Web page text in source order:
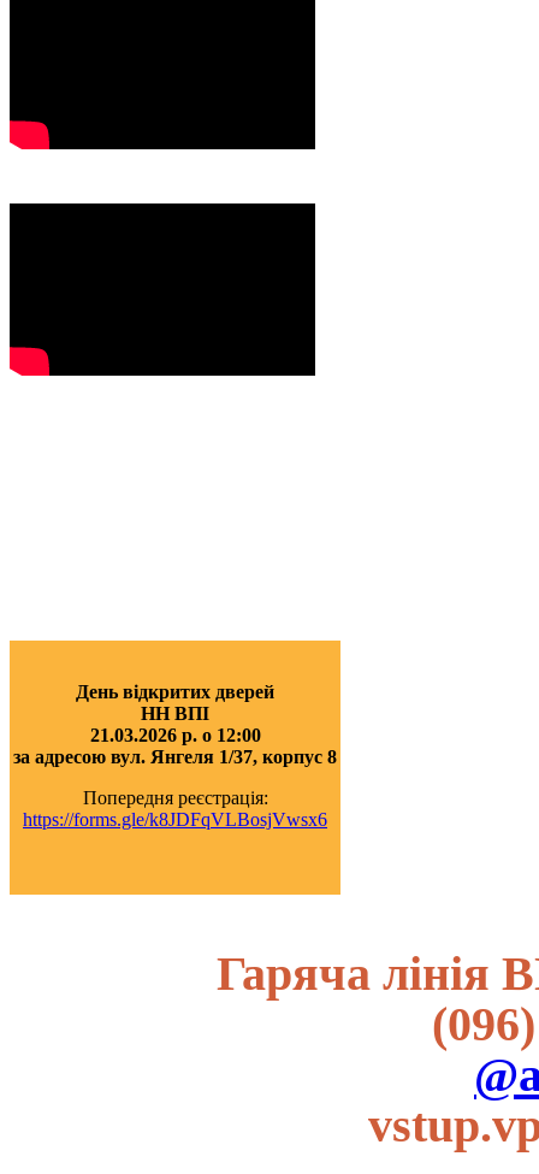
День відкритих дверей
НН ВПІ
21.03.2026 р. о 12:00
за адресою вул. Янгеля 1/37, корпус 8
Попередня реєстрація:
https://forms.gle/k8JDFqVLBosjVwsx6
Гаряча лінія